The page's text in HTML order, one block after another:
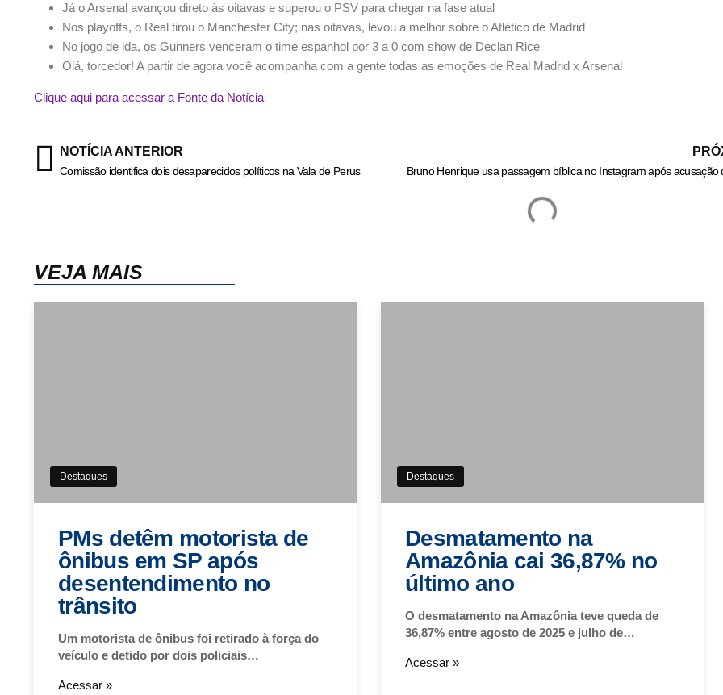
Já o Arsenal avançou direto às oitavas e superou o PSV para chegar na fase atual
Nos playoffs, o Real tirou o Manchester City; nas oitavas, levou a melhor sobre o Atlético de Madrid
No jogo de ida, os Gunners venceram o time espanhol por 3 a 0 com show de Declan Rice
Olá, torcedor! A partir de agora você acompanha com a gente todas as emoções de Real Madrid x Arsenal
Clique aqui para acessar a Fonte da Notícia
NOTÍCIA ANTERIOR
Comissão identifica dois desaparecidos políticos na Vala de Perus
VEJA MAIS
Destaques
PMs detêm motorista de
ônibus em SP após
desentendimento no
trânsito
Um motorista de ônibus foi retirado à força do
veículo e detido por dois policiais…
Acessar »
Destaques
Desmatamento na
Amazônia cai 36,87% no
último ano
O desmatamento na Amazônia teve queda de
36,87% entre agosto de 2025 e julho de…
Acessar »